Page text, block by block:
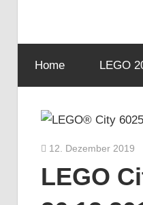
Home LEGO
12. Dezember 2019
LEGO